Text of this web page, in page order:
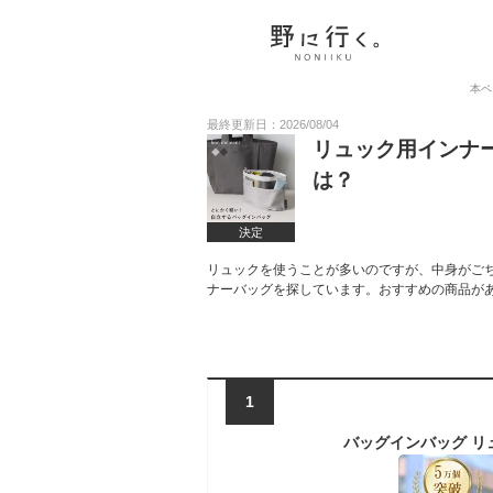
本
最終更新日：2026/08/04
決定
リュック用インナ
は？
リュックを使うことが多いのですが、中身が
ナーバッグを探しています。おすすめの商品が
1